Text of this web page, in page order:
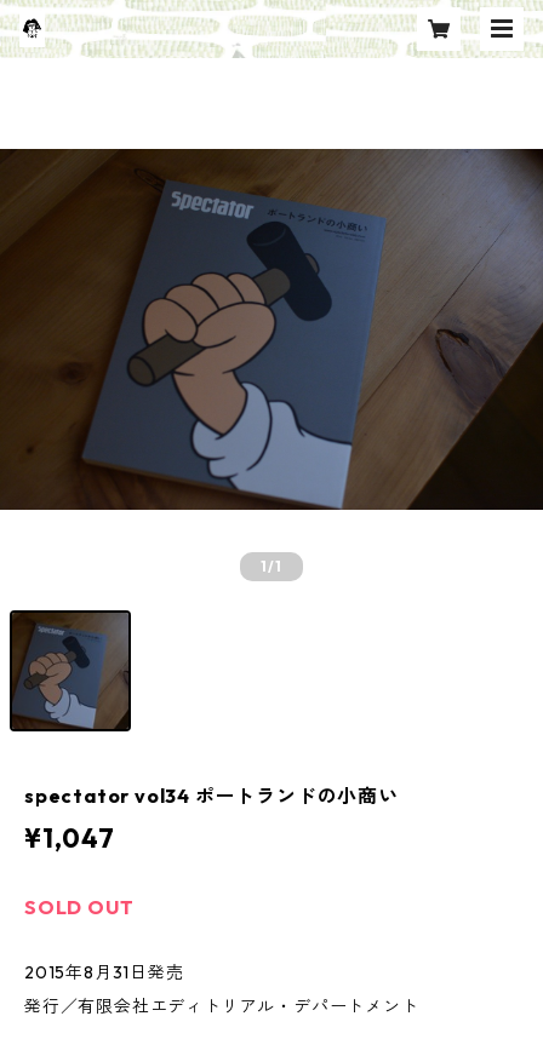
1/1
spectator vol34 ポートランドの小商い
¥1,047
SOLD OUT
2015年8月31日発売
発行／有限会社エディトリアル・デパートメント